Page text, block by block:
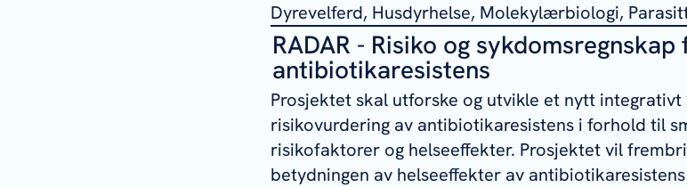
Dyrevelferd, Husdyrhelse, Molekylærbiologi,
RADAR - Risiko og sykdomsregnskap
antibiotikaresistens
Prosjektet skal utforske og utvikle et nytt
risikovurdering av antibiotikaresistens i forhold til
risikofaktorer og helseeffekter. Prosjektet vil
betydningen av helseeffekter av